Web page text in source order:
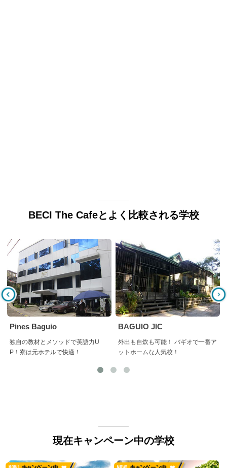
BECI The Cafeとよく比較される学校
Pines Baguio
独自の教材とメソッドで英語力U
P！寮は元ホテルで快適！
BAGUIO JIC
外出も自炊も可能！ バギオで一番ア
ットホームな人気校！
現在キャンペーン中の学校